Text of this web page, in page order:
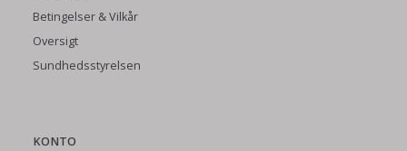
Betingelser & Vilkår
Oversigt
Sundhedsstyrelsen
KONTO